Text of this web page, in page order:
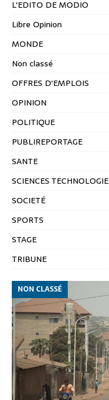
L'EDITO DE MODIO
Libre Opinion
MONDE
Non classé
OFFRES D'EMPLOIS
OPINION
POLITIQUE
PUBLIREPORTAGE
SANTE
SCIENCES TECHNOLOGIE
SOCIETÉ
SPORTS
STAGE
TRIBUNE
NON CLASSÉ